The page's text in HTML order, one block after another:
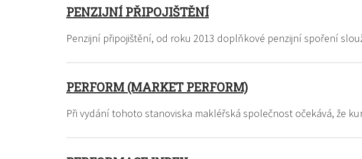
PENZIJNÍ PŘIPOJIŠTĚNÍ
Penzijní připojištění, od roku 2013 doplňkové penzijní spoření
PERFORM (MARKET PERFORM)
Při vydání tohoto stanoviska makléřská společnost očekává, že